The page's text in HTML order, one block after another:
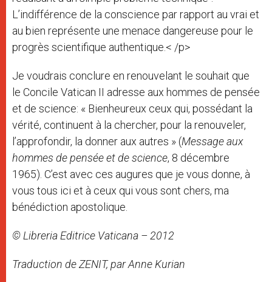
L’indifférence de la conscience par rapport au vrai et
au bien représente une menace dangereuse pour le
progrès scientifique authentique.< /p>
Je voudrais conclure en renouvelant le souhait que
le Concile Vatican II adresse aux hommes de pensée
et de science: « Bienheureux ceux qui, possédant la
vérité, continuent à la chercher, pour la renouveler,
l’approfondir, la donner aux autres » (Message aux
hommes de pensée et de science, 8 décembre
1965). C’est avec ces augures que je vous donne, à
vous tous ici et à ceux qui vous sont chers, ma
bénédiction apostolique.
© Libreria Editrice Vaticana – 2012
Traduction de ZENIT, par Anne Kurian